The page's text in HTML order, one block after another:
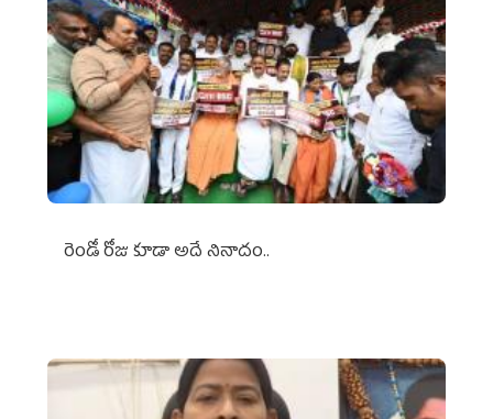
రెండో రోజు కూడా అదే నినాదం..